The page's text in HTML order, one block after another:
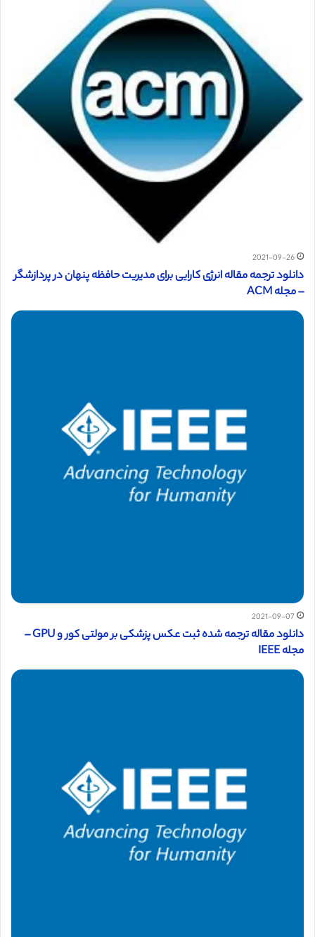
2021-09-26
دانلود ترجمه مقاله انرژی کارایی برای مدیریت حافظه پنهان در پردازشگر
– مجله ACM
2021-09-07
دانلود مقاله ترجمه شده ثبت عکس پزشکی بر مولتی کور و GPU –
مجله IEEE